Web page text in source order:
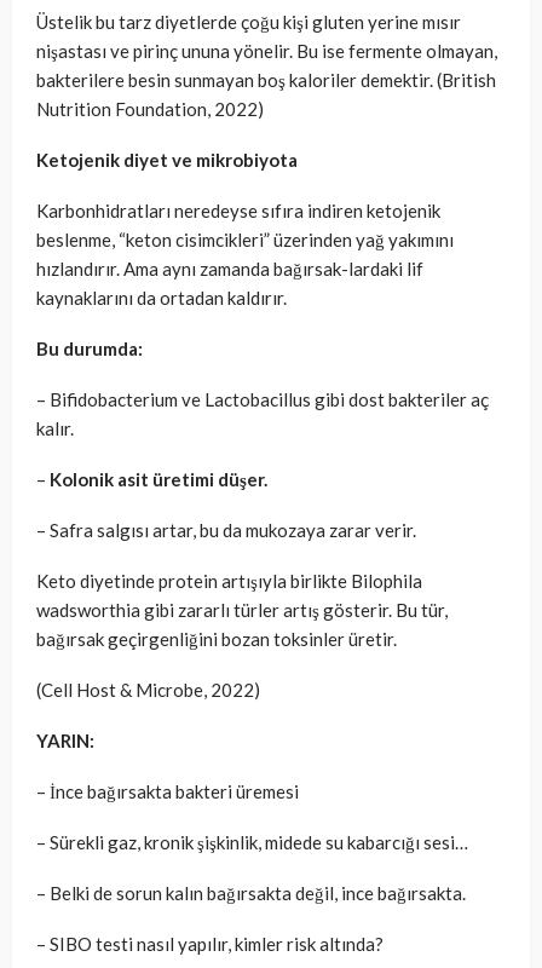
Üstelik bu tarz diyetlerde çoğu kişi gluten yerine mısır
nişastası ve pirinç ununa yönelir. Bu ise fermente olmayan,
bakterilere besin sunmayan boş kaloriler demektir. (British
Nutrition Foundation, 2022)
Ketojenik diyet ve mikrobiyota
Karbonhidratları neredeyse sıfıra indiren ketojenik
beslenme, “keton cisimcikleri” üzerinden yağ yakımını
hızlandırır. Ama aynı zamanda bağırsak-lardaki lif
kaynaklarını da ortadan kaldırır.
Bu durumda:
– Bifidobacterium ve Lactobacillus gibi dost bakteriler aç
kalır.
– Kolonik asit üretimi düşer.
– Safra salgısı artar, bu da mukozaya zarar verir.
Keto diyetinde protein artışıyla birlikte Bilophila
wadsworthia gibi zararlı türler artış gösterir. Bu tür,
bağırsak geçirgenliğini bozan toksinler üretir.
(Cell Host & Microbe, 2022)
YARIN:
– İnce bağırsakta bakteri üremesi
– Sürekli gaz, kronik şişkinlik, midede su kabarcığı sesi…
– Belki de sorun kalın bağırsakta değil, ince bağırsakta.
– SIBO testi nasıl yapılır, kimler risk altında?